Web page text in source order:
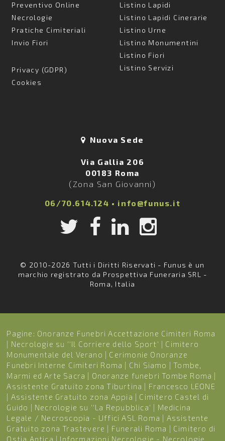
Preventivo Online
Necrologie
Pratiche Cimiteriali
Invio Fiori
Privacy (GDPR)
Cookies
Listino Lapidi
Listino Lapidi Cinerarie
Listino Urne
Listino Monumentini
Listino Fiori
Listino Servizi
Nuova Sede
Via Gallia 206
00183 Roma
(Zona San Giovanni)
06/70.614.124 • info@funus.it
© 2010-2026 Tutti i Diritti Riservati - Funus è un
marchio registrato da Prospettiva Funeraria SRL -
Roma, Italia
Pagine: Onoranze Funebri Accettazione Cimiteri Roma
| Necrologie su ''Il Corriere dello Sport' | Cimitero
Monumentale del Verano | Cerimonie Onoranze
Funebri Interne Cimiteri Roma | Chi Siamo |Tombe,
Marmi ed Arte Sacra | Onoranze funebri Tombe Roma |
Assistente Gratuito zona Tiburtina | Francesco LEONE
| Assistente Gratuito zona Appia | Cimitero Castel di
Guido | Necrologie su ''La Repubblica' | Medicina
Legale / Necroscopia - Uffici ASL Roma | Assistente
Gratuito zona Trastevere | Funerali Roma | Cimitero di
Ostia Antica | Informazioni Necrologie - Necrologie